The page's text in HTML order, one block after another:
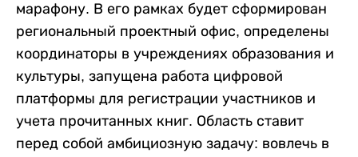
марафону. В его рамках будет сформирован
региональный проектный офис, определены
координаторы в учреждениях образования и
культуры, запущена работа цифровой
платформы для регистрации участников и
учета прочитанных книг. Область ставит
перед собой амбициозную задачу: вовлечь в